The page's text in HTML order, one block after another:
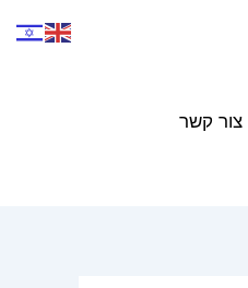
צור קשר